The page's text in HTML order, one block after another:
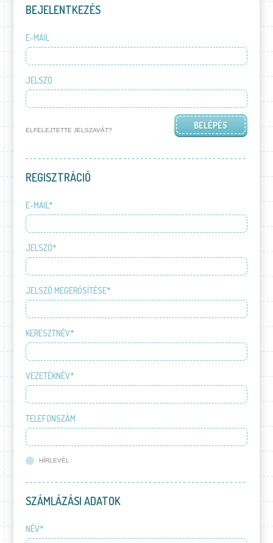
BEJELENTKEZÉS
E-MAIL
JELSZÓ
ELFELEJTETTE JELSZAVÁT?
REGISZTRÁCIÓ
E-MAIL*
JELSZÓ*
JELSZÓ MEGERŐSÍTÉSE*
KERESZTNÉV*
VEZETÉKNÉV*
TELEFONSZÁM
HÍRLEVÉL
SZÁMLÁZÁSI ADATOK
NÉV*